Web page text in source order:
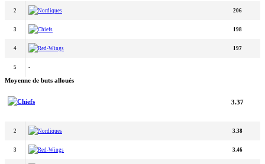
2 Nordiques 206
3 Chiefs 198
4 Red-Wings 197
5 -
Moyenne de buts alloués
Chiefs 3.37
2 Nordiques 3.38
3 Red-Wings 3.46